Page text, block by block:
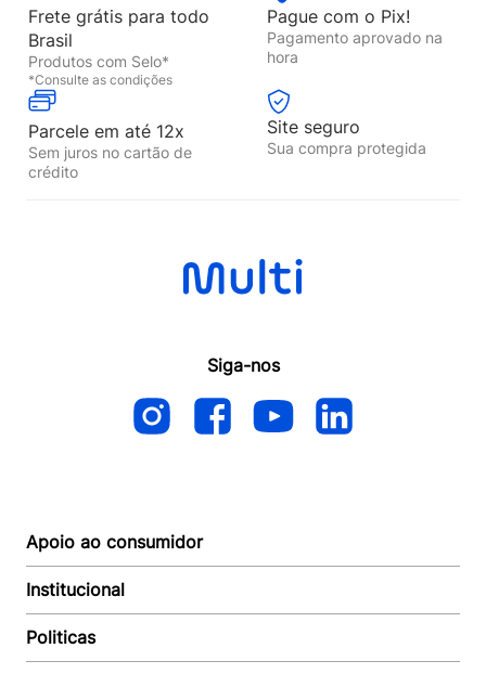
Frete grátis para todo
Brasil
Produtos com Selo*
*Consulte as condições
Pague com o Pix!
Pagamento aprovado na
hora
Parcele em até 12x
Sem juros no cartão de
crédito
Site seguro
Sua compra protegida
Siga-nos
Apoio ao consumidor
Autoatendimento
Suporte e reparo
Acompanhar Entrega
Institucional
Quem somos
Revendedor
Politicas